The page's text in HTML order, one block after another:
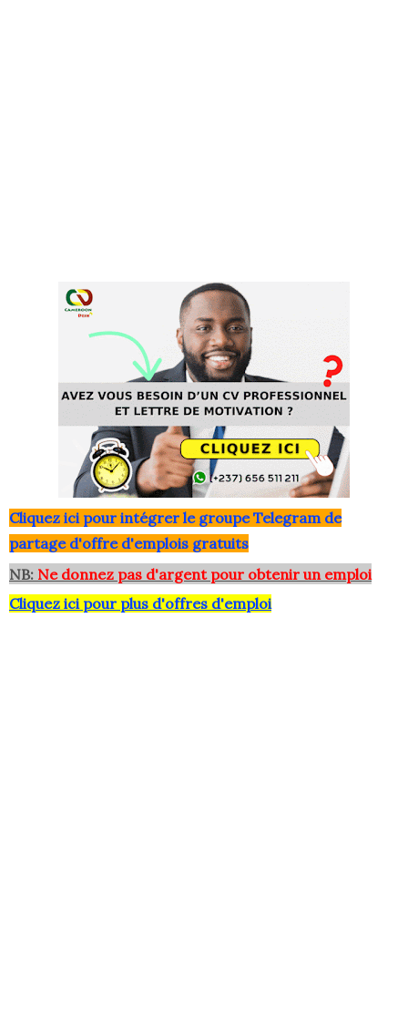
Cliquez ici pour intégrer le groupe Telegram de
partage d'offre d'emplois gratuits
NB: Ne donnez pas d'argent pour obtenir un emploi
Cliquez ici pour plus d'offres d'emploi